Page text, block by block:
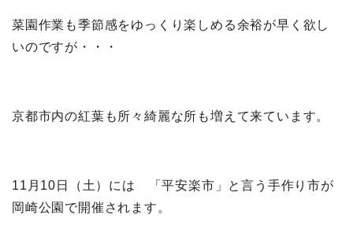
菜園作業も季節感をゆっくり楽しめる余裕が早く欲し
いのですが・・・
京都市内の紅葉も所々綺麗な所も増えて来ています。
11月10日（土）には 「平安楽市」と言う手作り市が
岡崎公園で開催されます。